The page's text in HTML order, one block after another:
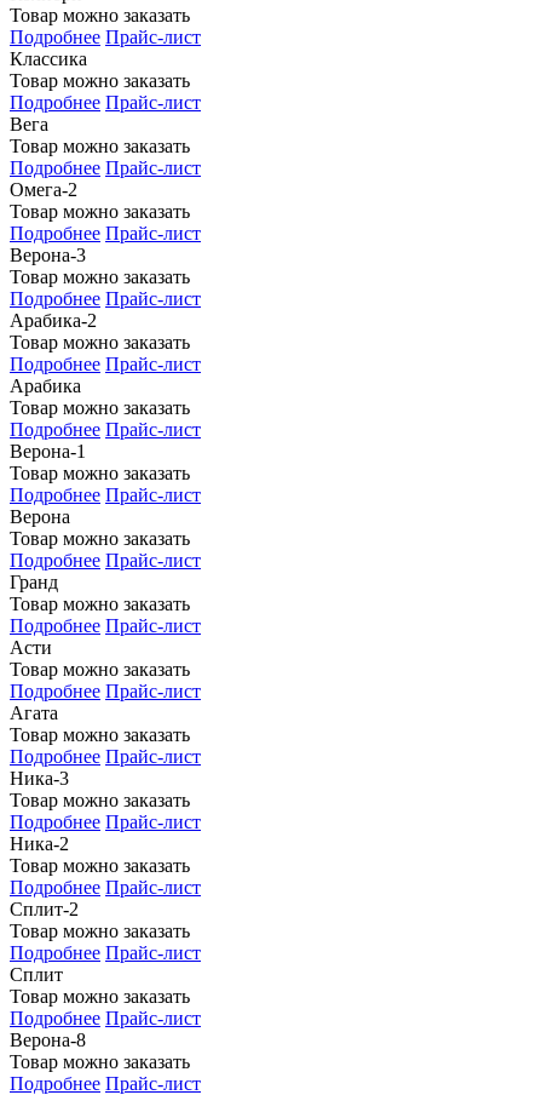
Товар можно заказать
Подробнее Прайс-лист
Классика
Товар можно заказать
Подробнее Прайс-лист
Вега
Товар можно заказать
Подробнее Прайс-лист
Омега-2
Товар можно заказать
Подробнее Прайс-лист
Верона-3
Товар можно заказать
Подробнее Прайс-лист
Арабика-2
Товар можно заказать
Подробнее Прайс-лист
Арабика
Товар можно заказать
Подробнее Прайс-лист
Верона-1
Товар можно заказать
Подробнее Прайс-лист
Верона
Товар можно заказать
Подробнее Прайс-лист
Гранд
Товар можно заказать
Подробнее Прайс-лист
Асти
Товар можно заказать
Подробнее Прайс-лист
Агата
Товар можно заказать
Подробнее Прайс-лист
Ника-3
Товар можно заказать
Подробнее Прайс-лист
Ника-2
Товар можно заказать
Подробнее Прайс-лист
Сплит-2
Товар можно заказать
Подробнее Прайс-лист
Сплит
Товар можно заказать
Подробнее Прайс-лист
Верона-8
Товар можно заказать
Подробнее Прайс-лист